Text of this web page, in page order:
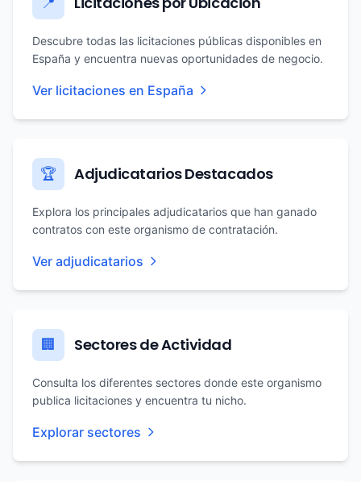
Descubre todas las licitaciones públicas disponibles en
España y encuentra nuevas oportunidades de negocio.
Ver licitaciones en España
🏆 Adjudicatarios Destacados
Explora los principales adjudicatarios que han ganado
contratos con este organismo de contratación.
Ver adjudicatarios
🏢 Sectores de Actividad
Consulta los diferentes sectores donde este organismo
publica licitaciones y encuentra tu nicho.
Explorar sectores